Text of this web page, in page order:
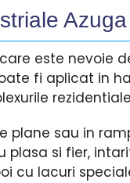
este nevoie
fi aplicat in
sau in
si fier,
cu lacuri